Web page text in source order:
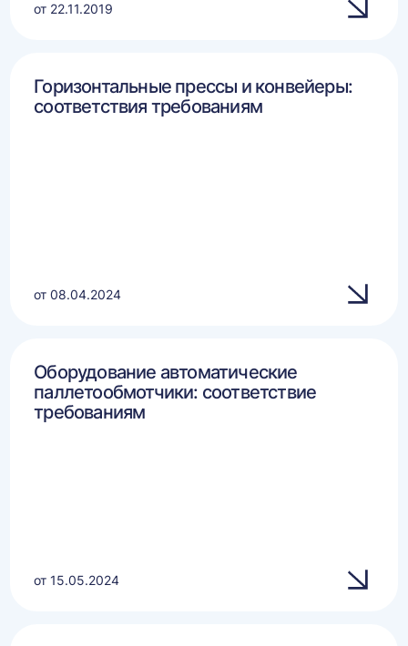
от 22.11.2019
Горизонтальные прессы и конвейеры:
соответствия требованиям
от 08.04.2024
Оборудование автоматические
паллетообмотчики: соответствие
требованиям
от 15.05.2024